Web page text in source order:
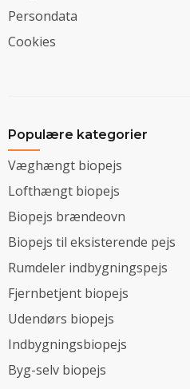
Persondata
Cookies
Populære kategorier
Væghængt biopejs
Lofthængt biopejs
Biopejs brændeovn
Biopejs til eksisterende pejs
Rumdeler indbygningspejs
Fjernbetjent biopejs
Udendørs biopejs
Indbygningsbiopejs
Byg-selv biopejs